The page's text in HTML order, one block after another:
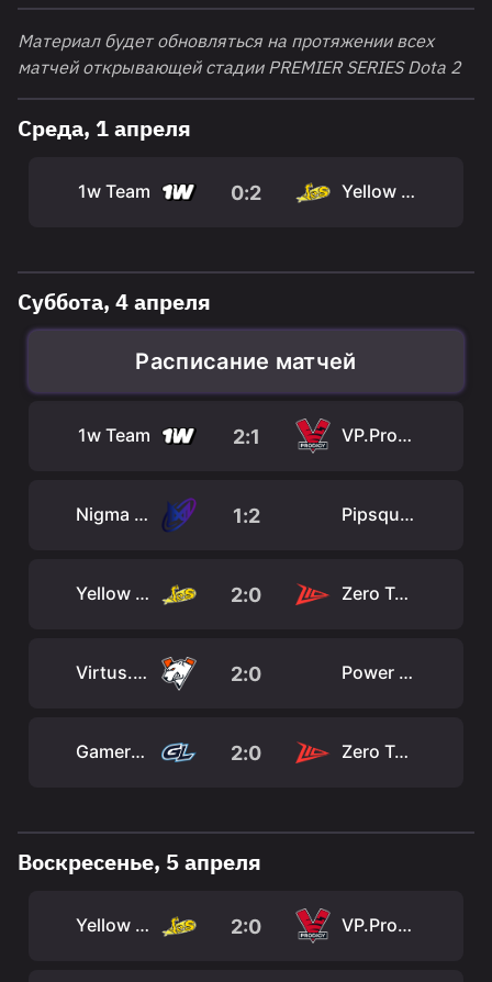
Материал будет обновляться на протяжении всех
матчей открывающей стадии PREMIER SERIES Dota 2
Среда, 1 апреля
1w Team 0:2 Yellow Submarine
Суббота, 4 апреля
Расписание матчей
1w Team 2:1 VP.Prodigy
Nigma Galaxy 1:2 Pipsqueak+4
Yellow Submarine 2:0 Zero Tenacity
Virtus.pro 2:0 Power Rangers
GamerLegion 2:0 Zero Tenacity
Воскресенье, 5 апреля
Yellow Submarine 2:0 VP.Prodigy